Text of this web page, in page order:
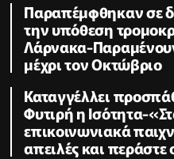
Παραπέμφθηκαν σε
την υπόθεση
Λάρνακα-
μέχρι τον Οκτώβριο
Καταγγέλλει
Φυτιρή η Ισότητα-
επικοινωνιακά
απειλές και